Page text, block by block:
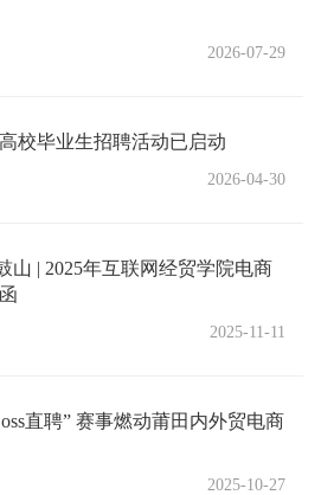
2026-07-29
校毕业生招聘活动已启动
2026-04-30
山 | 2025年互联网经贸学院电商
2025-11-11
直聘” 赛事燃动莆田内外贸电商
2025-10-27